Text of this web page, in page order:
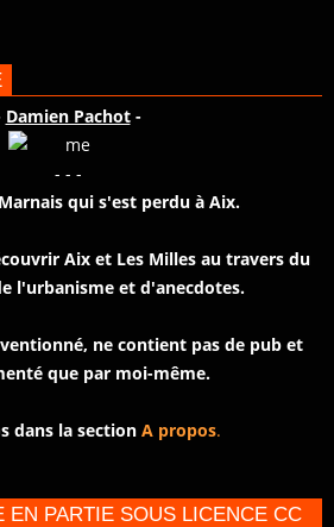
Damien Pachot-
- - -
qui s'est perdu à Aix.
Aix et Les Milles au travers du
l'urbanisme et d'anecdotes.
ne contient pas de pub et
que par moi-même.
dans la section A propos.
EN PARTIE SOUS LICENCE CC